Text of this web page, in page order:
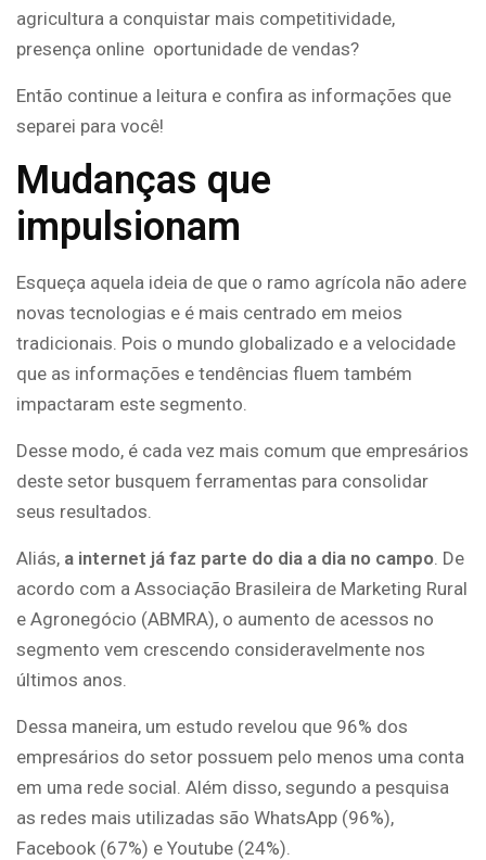
agricultura a conquistar mais competitividade,
presença online oportunidade de vendas?
Então continue a leitura e confira as informações que
separei para você!
Mudanças que
impulsionam
Esqueça aquela ideia de que o ramo agrícola não adere
novas tecnologias e é mais centrado em meios
tradicionais. Pois o mundo globalizado e a velocidade
que as informações e tendências fluem também
impactaram este segmento.
Desse modo, é cada vez mais comum que empresários
deste setor busquem ferramentas para consolidar
seus resultados.
Aliás, a internet já faz parte do dia a dia no campo . De
acordo com a Associação Brasileira de Marketing Rural
e Agronegócio (ABMRA), o aumento de acessos no
segmento vem crescendo consideravelmente nos
últimos anos.
Dessa maneira, um estudo revelou que 96% dos
empresários do setor possuem pelo menos uma conta
em uma rede social. Além disso, segundo a pesquisa
as redes mais utilizadas são WhatsApp (96%),
Facebook (67%) e Youtube (24%).